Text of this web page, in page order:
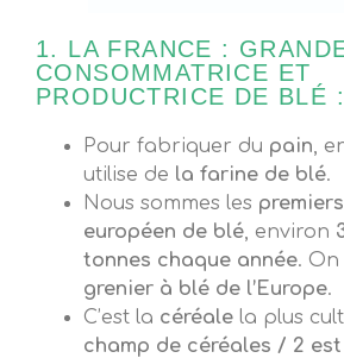
1. LA FRANCE :
CONSOMMATRICE ET
PRODUCTRICE DE BLÉ :
Pour fabriquer du pain ,
utilise de la farine de blé.
Nous sommes les
européen de blé , environ
tonnes chaque année.
grenier à blé de l’Europe.
C’est la céréale la plus
champ de céréales / 2